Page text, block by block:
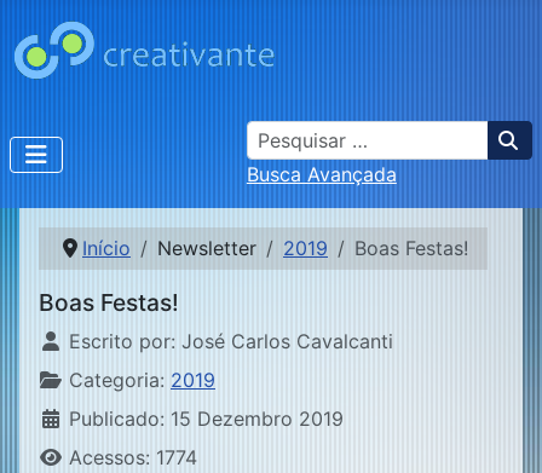
Busca
Busca Avançada
Início Newsletter 2019 Boas Festas!
Boas Festas!
Detalhes
Escrito por: José Carlos Cavalcanti
Categoria: 2019
Publicado: 15 Dezembro 2019
Acessos: 1774